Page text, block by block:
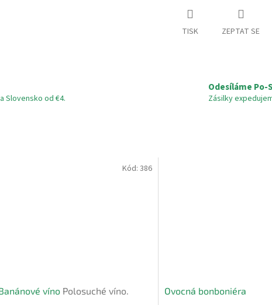
TISK ZEPTAT SE
Slovensko od €4.
Odesíláme Po-
Zásilky
víno Polosuché víno.
Kód: 386
Ovocná bonboniéra